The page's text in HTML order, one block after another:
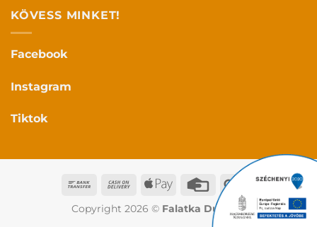
KÖVESS MINKET!
Facebook
Instagram
Tiktok
Bank
Cash
Delivery
Apple
Credit
Card
Google
Pay
Copyright 2026 © Falatka Duo Kft.